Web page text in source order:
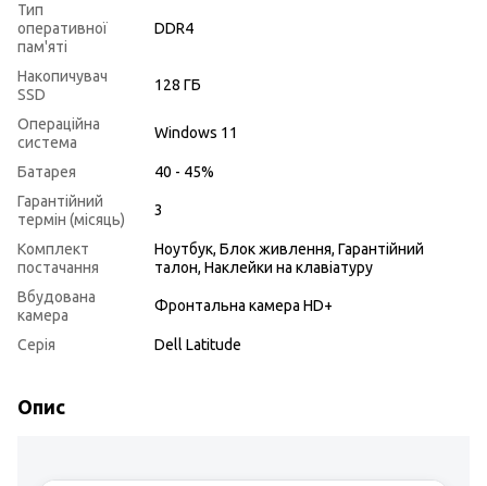
Тип
оперативної
пам'яті
DDR4
Накопичувач
SSD
128 ГБ
Операційна
система
Windows 11
Батарея
40 - 45%
Гарантійний
термін (місяць)
3
Комплект
постачання
Ноутбук, Блок живлення, Гарантійний
талон, Наклейки на клавіатуру
Вбудована
камера
Фронтальна камера HD+
Серія Dell Latitude
Опис